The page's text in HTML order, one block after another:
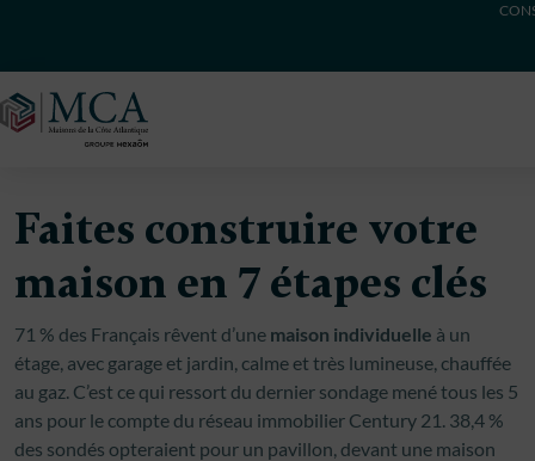
Faites construire votre
maison en 7 étapes clés
71 % des Français rêvent d’une maison individuelle à un
étage, avec garage et jardin, calme et très lumineuse, chauffée
au gaz. C’est ce qui ressort du dernier sondage mené tous les 5
ans pour le compte du réseau immobilier Century 21. 38,4 %
des sondés opteraient pour un pavillon, devant une maison